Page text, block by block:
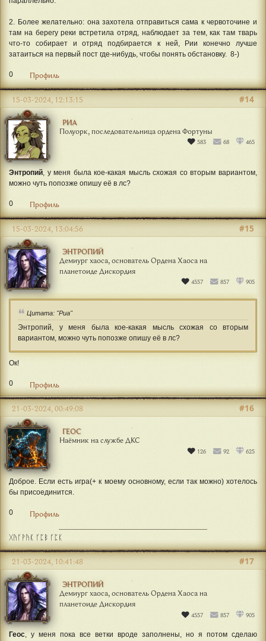
присоединиться
Привет! Так, варианта вступления два:
1. Риа все это время была в отряде, просто присоединилась
2. Более желательно: она захотела отправиться сама к червоточине и
там на берегу реки встретила отряд, наблюдает за тем, как там тварь
что-то собирает и отряд подбирается к ней, Рии конечно лучше
затаиться на первый пост где-нибудь, чтобы понять обстановку. 8-)
0 Профиль
РИА
15-03-2024, 12:13:15
Энтропий, у меня была кое-какая мысль схожая со вторым вариантом,
можно чуть попозже опишу её в лс?
0 Профиль
ЭНТРОПИЙ
Демиург хаоса, основатель Ордена Хаоса на
планетоиде Дискордия
15-03-2024, 13:04:56
Энтропий, у меня была кое-какая мысль схожая со вторым
вариантом, можно чуть попозже опишу её в лс?
Ок!
0 Профиль
ГЕОС
21-03-2024, 00:49:08
Доброе. Если есть игра(+ к моему основному, если так можно) хотелось
бы присоединится.
0 Профиль
ᚷᚤᚴᚹᚤᛕ ᚴᛈᛒ ᚴᛈᛕ
21-03-2024, 10:41:48